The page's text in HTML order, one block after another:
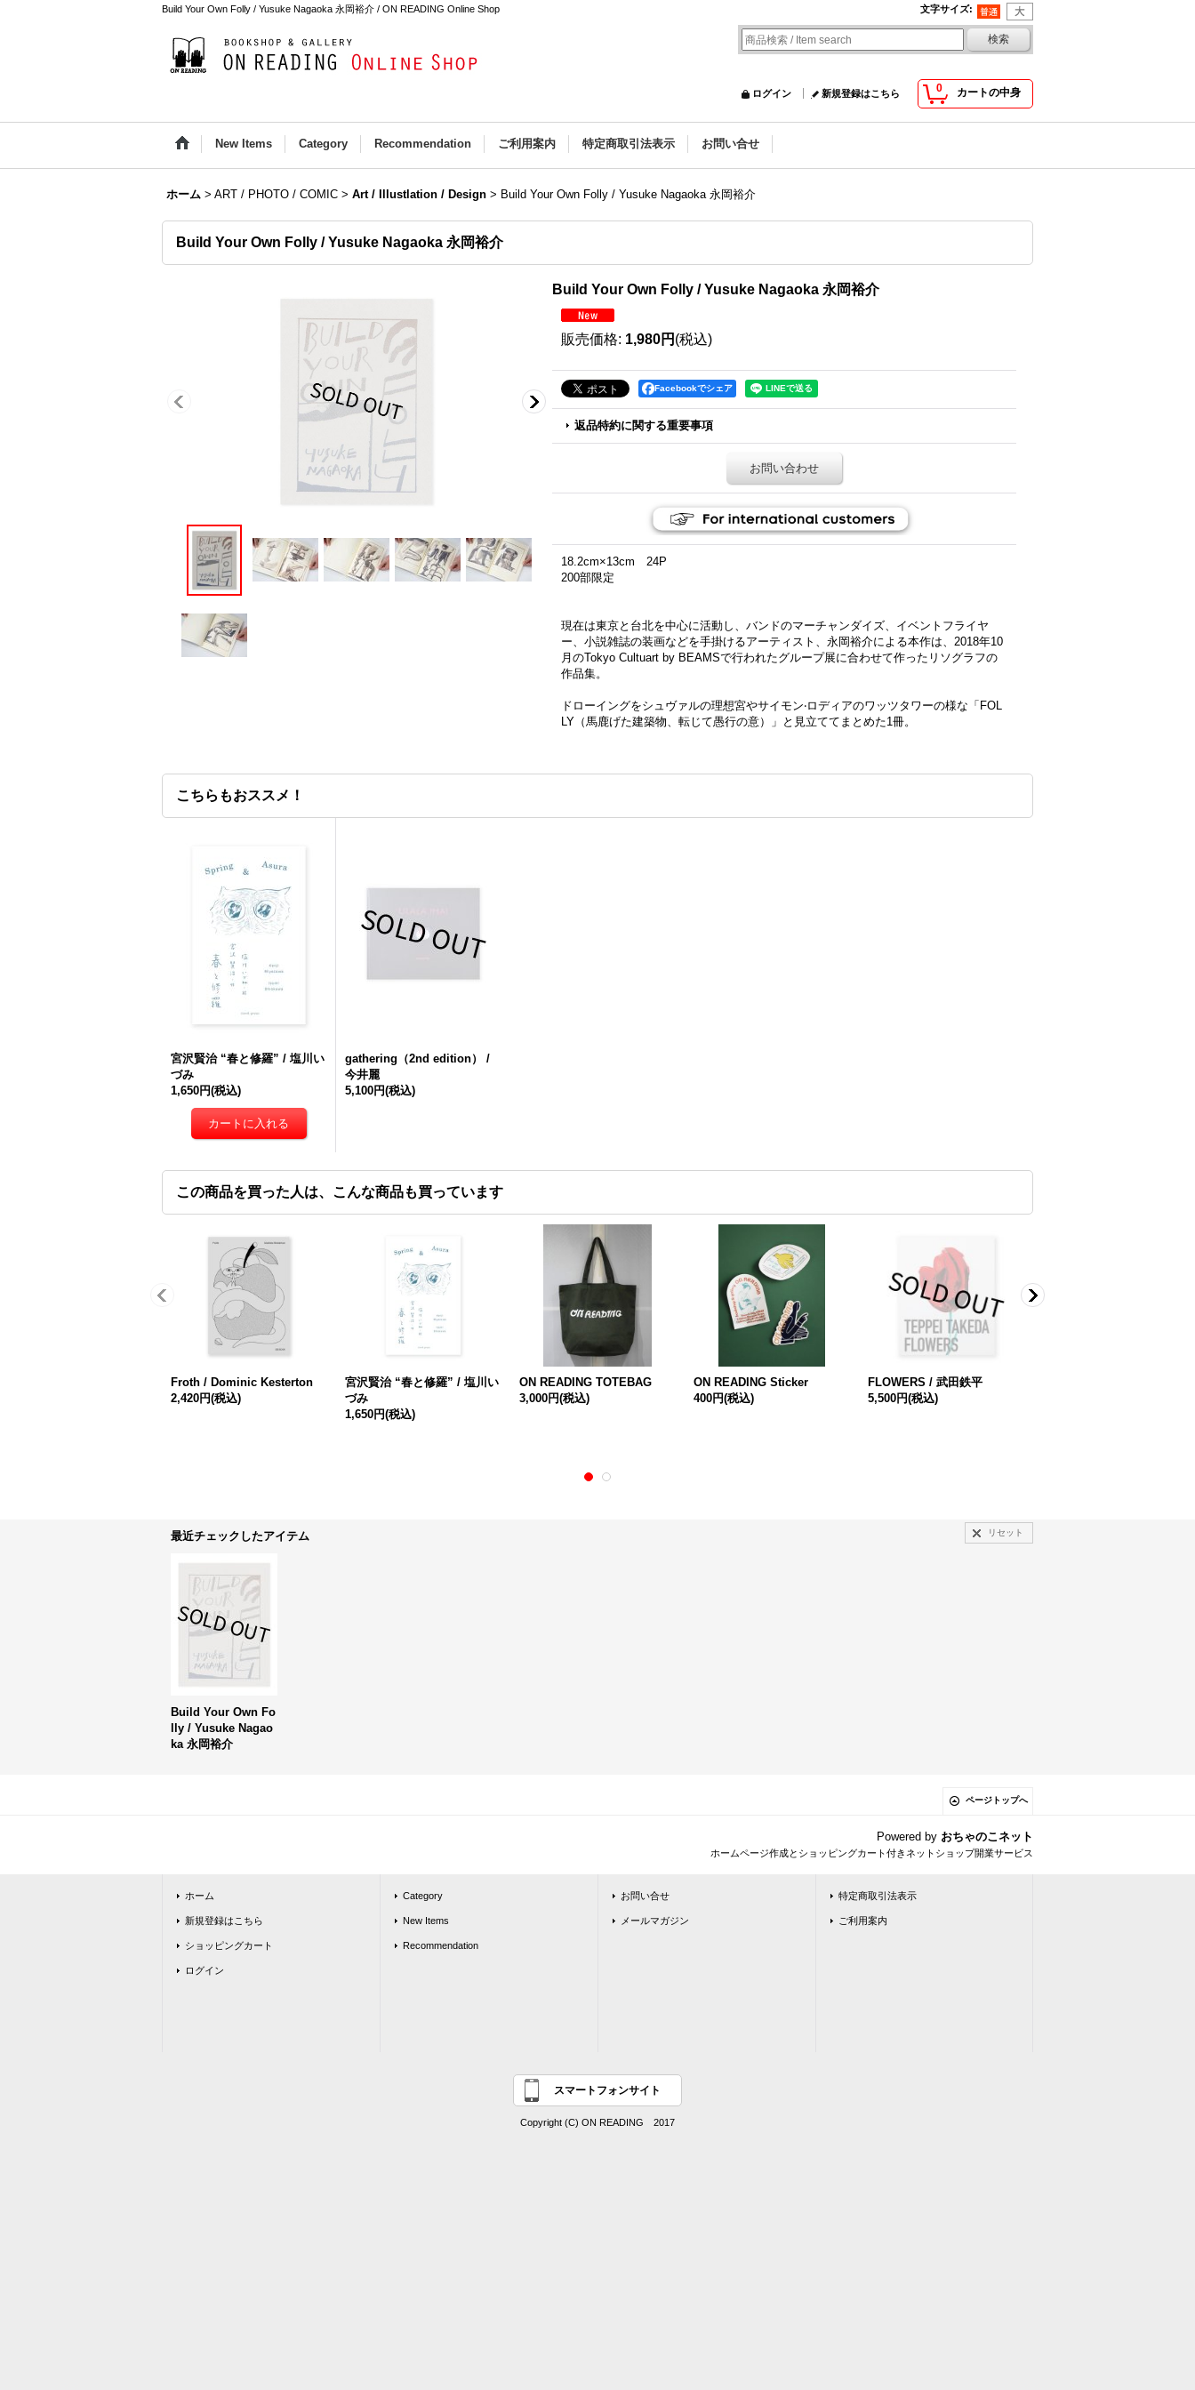
Build Your Own Folly / Yusuke Nagaoka 永岡裕介 / ON READING Online Shop 文字サイズ:
0 カートの中身
ログイン 新規登録はこちら
New Items Category Recommendation ご利用案内 特定商取引法表示 お問い合せ
ホーム > ART / PHOTO / COMIC > Art / Illustlation / Design > Build Your Own Folly / Yusuke Nagaoka 永岡裕介
Build Your Own Folly / Yusuke Nagaoka 永岡裕介
Build Your Own Folly / Yusuke Nagaoka 永岡裕介
販売価格: 1,980円 (税込)
Facebookでシェア
返品特約に関する重要事項
お問い合わせ
18.2cm×13cm 24P
200部限定
現在は東京と台北を中心に活動し、バンドのマーチャンダイズ、イベントフライヤ
ー、小説雑誌の装画などを手掛けるアーティスト、永岡裕介による本作は、2018年10
月のTokyo Cultuart by BEAMSで行われたグループ展に合わせて作ったリソグラフの
作品集。
ドローイングをシュヴァルの理想宮やサイモン‧ロディアのワッツタワーの様な「FOL
LY（馬鹿げた建築物、転じて愚行の意）」と見立ててまとめた1冊。
こちらもおススメ！
宮沢賢治 “春と修羅” / 塩川い
づみ
1,650円(税込)
gathering（2nd edition） /
今井麗
5,100円(税込)
この商品を買った人は、こんな商品も買っています
Froth / Dominic Kesterton
2,420円(税込)
宮沢賢治 “春と修羅” / 塩川い
づみ
1,650円(税込)
ON READING TOTEBAG
3,000円(税込)
ON READING Sticker
400円(税込)
FLOWERS / 武田鉄平
5,500円(税込)
最近チェックしたアイテム リセット
Build Your Own Fo
lly / Yusuke Nagao
ka 永岡裕介
ページトップへ
Powered by おちゃのこネット
ホームページ作成とショッピングカート付きネットショップ開業サービス
ホーム
新規登録はこちら
ショッピングカート
ログイン
Category
New Items
Recommendation
お問い合せ
メールマガジン
特定商取引法表示
ご利用案内
スマートフォンサイト
Copyright (C) ON READING 2017